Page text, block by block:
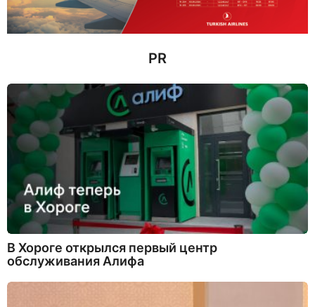
д
PR
В Хороге открылся первый центр
обслуживания Алифа